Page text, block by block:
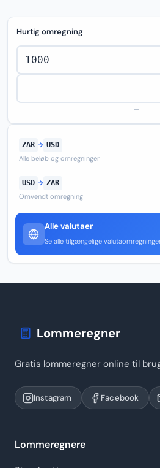
Hurtig omregning
—
ZAR → USD
Alle beløb og omregninger
USD → ZAR
Omvendt omregning
Alle valutaer
Se alle tilgængelige
Lommeregner
Gratis lommeregner online til
Instagram Facebook
Lommeregnere